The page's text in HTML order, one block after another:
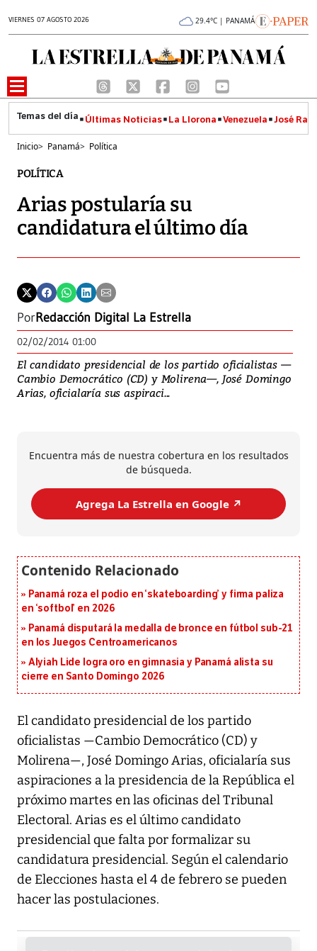
VIERNES 07 AGOSTO 2026 29.4°C | PANAMÁ
Últimas Noticias La Llorona Venezuela José
Inicio> Panamá> Política
POLÍTICA
Arias postularía su
candidatura el último día
PorRedacción Digital La Estrella
02/02/2014 01:00
El candidato presidencial de los partido oficialistas —
Cambio Democrático (CD) y Molirena—, José Domingo
Arias, oficialaría sus aspiraci...
Encuentra más de nuestra cobertura en los resultados
de búsqueda.
Agrega La Estrella en Google ↗️
Panamá roza el podio en ‘skateboarding’ y firma paliza
en ‘softbol’ en 2026
Panamá disputará la medalla de bronce en fútbol sub-21
en los Juegos Centroamericanos
Alyiah Lide logra oro en gimnasia y Panamá alista su
cierre en Santo Domingo 2026
El candidato presidencial de los partido
oficialistas —Cambio Democrático (CD) y
Molirena—, José Domingo Arias, oficialaría sus
aspiraciones a la presidencia de la República el
próximo martes en las oficinas del Tribunal
Electoral. Arias es el último candidato
presidencial que falta por formalizar su
candidatura presidencial. Según el calendario
de Elecciones hasta el 4 de febrero se pueden
hacer las postulaciones.